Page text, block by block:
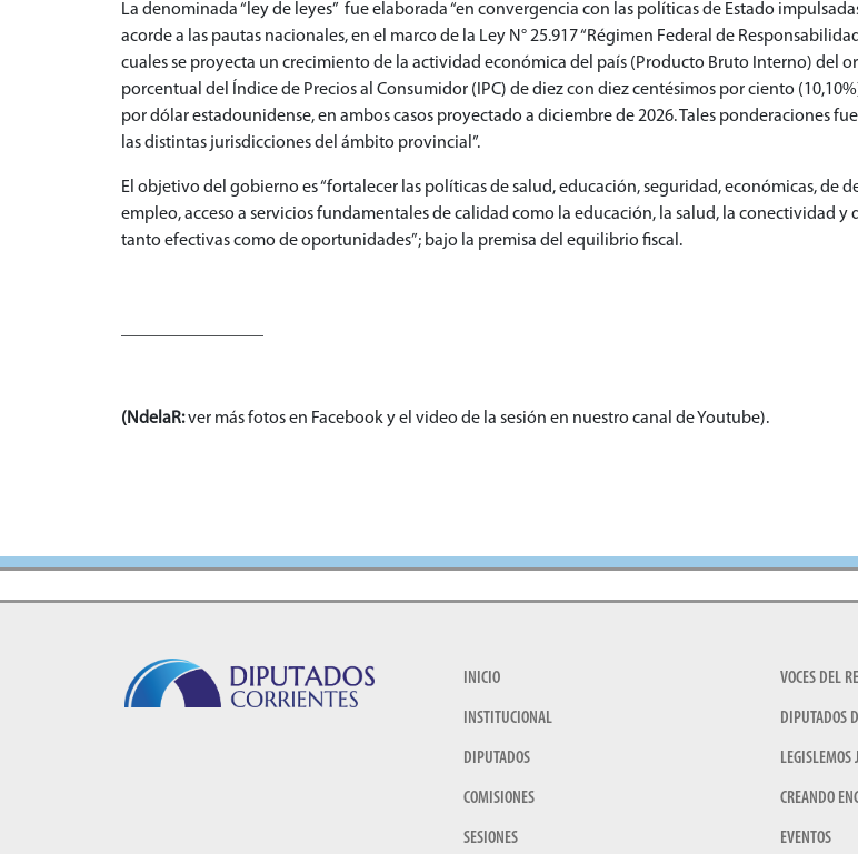
La denominada “ley de leyes” fue elaborada “en convergencia con las políticas de Estado
acorde a las pautas nacionales, en el marco de la Ley N° 25.917 “Régimen Federal de
cuales se proyecta un crecimiento de la actividad económica del país (Producto Bruto Interno) del
porcentual del Índice de Precios al Consumidor (IPC) de diez con diez centésimos por ciento
por dólar estadounidense, en ambos casos proyectado a diciembre de 2026. Tales ponderaciones
las distintas jurisdicciones del ámbito provincial”.
El objetivo del gobierno es “fortalecer las políticas de salud, educación, seguridad, económicas, de
empleo, acceso a servicios fundamentales de calidad como la educación, la salud, la conectividad
tanto efectivas como de oportunidades”; bajo la premisa del equilibrio fiscal.
(NdelaR:ver más fotos en Facebook y el video de la sesión en nuestro canal de Youtube).
INICIO
INSTITUCIONAL
DIPUTADOS
COMISIONES
SESIONES
VOCES DEL
DIPUTADOS
LEGISLEMOS
CREANDO
EVENTOS